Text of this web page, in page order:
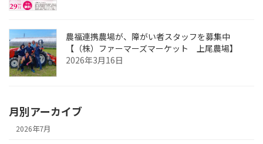
農福連携農場が、障がい者スタッフを募集中
【（株）ファーマーズマーケット 上尾農場】
2026年3月16日
月別アーカイブ
2026年7月